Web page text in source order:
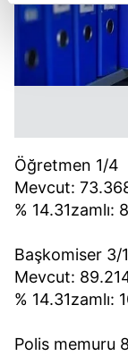
reklamların
kalemimiz
Her halükârda,
Sizlere daha iyi
Sitemizde
kullanılmaktadır.
verileriniz
toplumu
kılınması ve
reklam/
Öğretmen 1/4
Mevcut:
% 14.31zamlı:
Başkomiser 3/1
Mevcut:
% 14.31zamlı:
Polis memuru